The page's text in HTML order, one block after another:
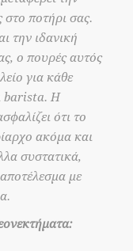
στο ποτήρι σας.
την ιδανική
ο πουρές αυτός
για κάθε
barista. Η
ότι το
ακόμα και
συστατικά,
με